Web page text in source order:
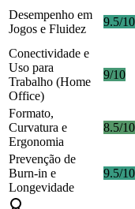
Desempenho em
Jogos e Fluidez
9.5/10
Conectividade e
Uso para
Trabalho (Home
Office)
9/10
Formato,
Curvatura e
Ergonomia
8.5/10
Prevenção de
Burn-in e
Longevidade
9.5/10